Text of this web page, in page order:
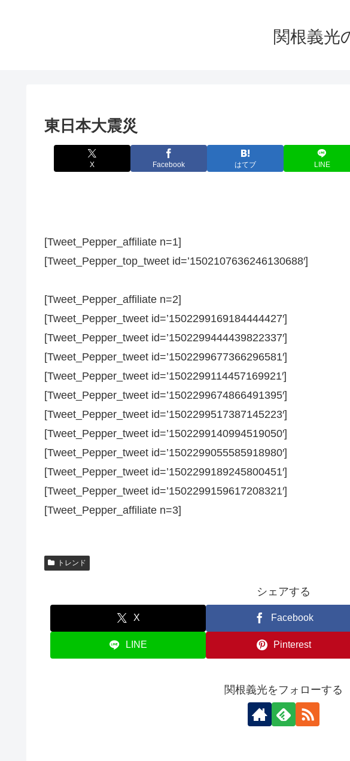
関根義光
東日本大震災
X Facebook はてブ LINE
[Tweet_Pepper_affiliate n=1]
[Tweet_Pepper_top_tweet id=’1502107636246130688′]
[Tweet_Pepper_affiliate n=2]
[Tweet_Pepper_tweet id=’1502299169184444427′]
[Tweet_Pepper_tweet id=’1502299444439822337′]
[Tweet_Pepper_tweet id=’1502299677366296581′]
[Tweet_Pepper_tweet id=’1502299114457169921′]
[Tweet_Pepper_tweet id=’1502299674866491395′]
[Tweet_Pepper_tweet id=’1502299517387145223′]
[Tweet_Pepper_tweet id=’1502299140994519050′]
[Tweet_Pepper_tweet id=’1502299055585918980′]
[Tweet_Pepper_tweet id=’1502299189245800451′]
[Tweet_Pepper_tweet id=’1502299159617208321′]
[Tweet_Pepper_affiliate n=3]
トレンド
シェアする
X Facebook
LINE Pinterest
関根義光をフォローする